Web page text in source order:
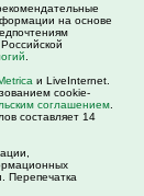
на основе
и LiveInternet.
cookie-
соглашением
составляет 14
Перепечатка